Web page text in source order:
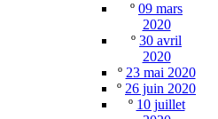
º 09 mars
2020
º 30 avril
2020
º 23 mai 2020
º 26 juin 2020
º 10 juillet